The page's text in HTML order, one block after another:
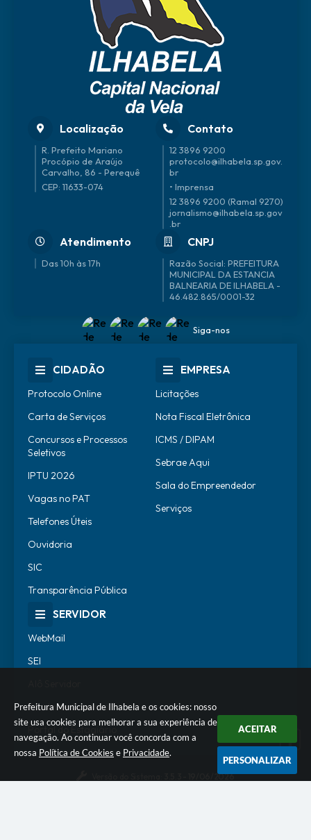
Prefeitura Municipal de Ilhabela e os cookies: nosso
site usa cookies para melhorar a sua experiência de
navegação. Ao continuar você concorda com a
nossa Política de Cookies e Privacidade.
ACEITAR
PERSONALIZAR
Localização
R. Prefeito Mariano
Procópio de Araújo
Carvalho, 86 - Perequê
CEP: 11633-074
Contato
12 3896 9200
protocolo@ilhabela.sp.gov.
br
• Imprensa
12 3896 9200 (Ramal 9270)
jornalismo@ilhabela.sp.gov
.br
Atendimento
Das 10h às 17h
CNPJ
46.482.865/0001-32
Siga-nos
CIDADÃO
Protocolo Online
Carta de Serviços
Concursos e Processos
Seletivos
IPTU 2026
Vagas no PAT
Telefones Úteis
Ouvidoria
SIC
Transparência Pública
EMPRESA
Licitações
Nota Fiscal Eletrônica
ICMS / DIPAM
Sebrae Aqui
Sala do Empreendedor
Serviços
SERVIDOR
WebMail
SEI
Escola de Governo
Portal do Estagiário
3.5.3 - 19/06/2026